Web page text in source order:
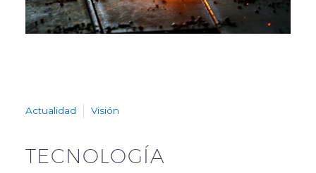
Actualidad Visión
TECNOLOGÍA